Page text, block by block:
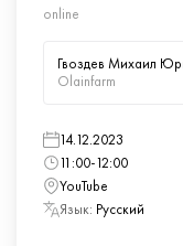
online
Гвоздев Михаил
Olainfarm
14.12.2023
11:00-12:00
YouTube
Язык: Русский